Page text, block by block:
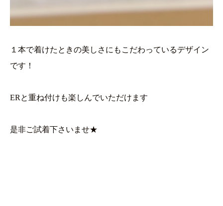
１本で着けたときの美しさにもこだわっているデザイン
です！
ERと重ね付けも楽しんでいただけます
是非ご試着下さいませ★